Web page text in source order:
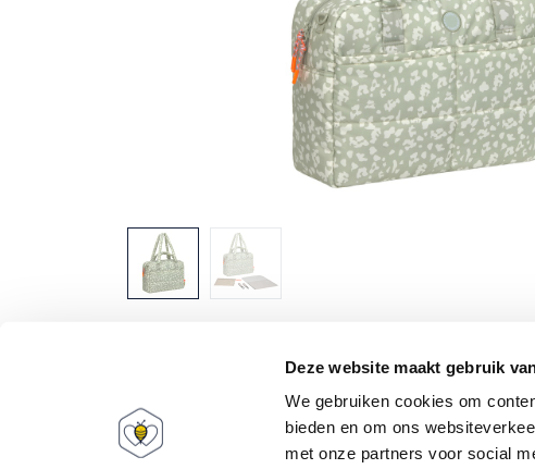
Deze website maakt gebruik
We gebruiken cookies om
bieden en om ons
met onze partners voor social